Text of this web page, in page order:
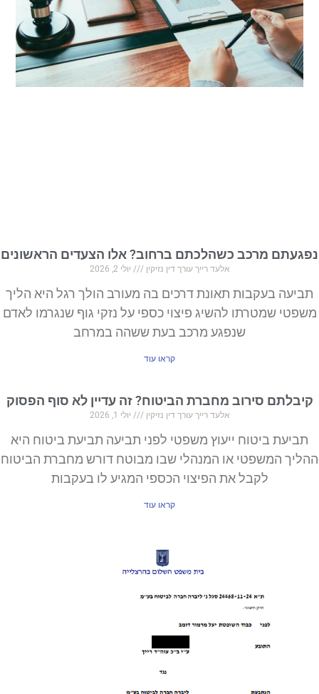
נפגעתם מרכב כשהלכתם ברחוב? אלו הצעדים הראשונים
אלעד רייך עורך דין נזיקין יולי 2, 2026
תביעה בעקבות תאונת דרכים בה מעורב הולך רגל היא הליך
משפטי שמטרתו להשיג פיצוי כספי על נזקי גוף שנגרמו לאדם
שנפגע מרכב בעת ששהה במרחב
קראו עוד
קיבלתם סירוב מחברת הביטוח? זה עדיין לא סוף הפסוק
אלעד רייך עורך דין נזיקין יולי 1, 2026
תביעת ביטוח ייעוץ משפטי לפני תביעה תביעת ביטוח היא
ההליך המשפטי או המנהלי שבו מבוטח דורש מחברת הביטוח
לקבל את הפיצוי הכספי המגיע לו בעקבות
קראו עוד